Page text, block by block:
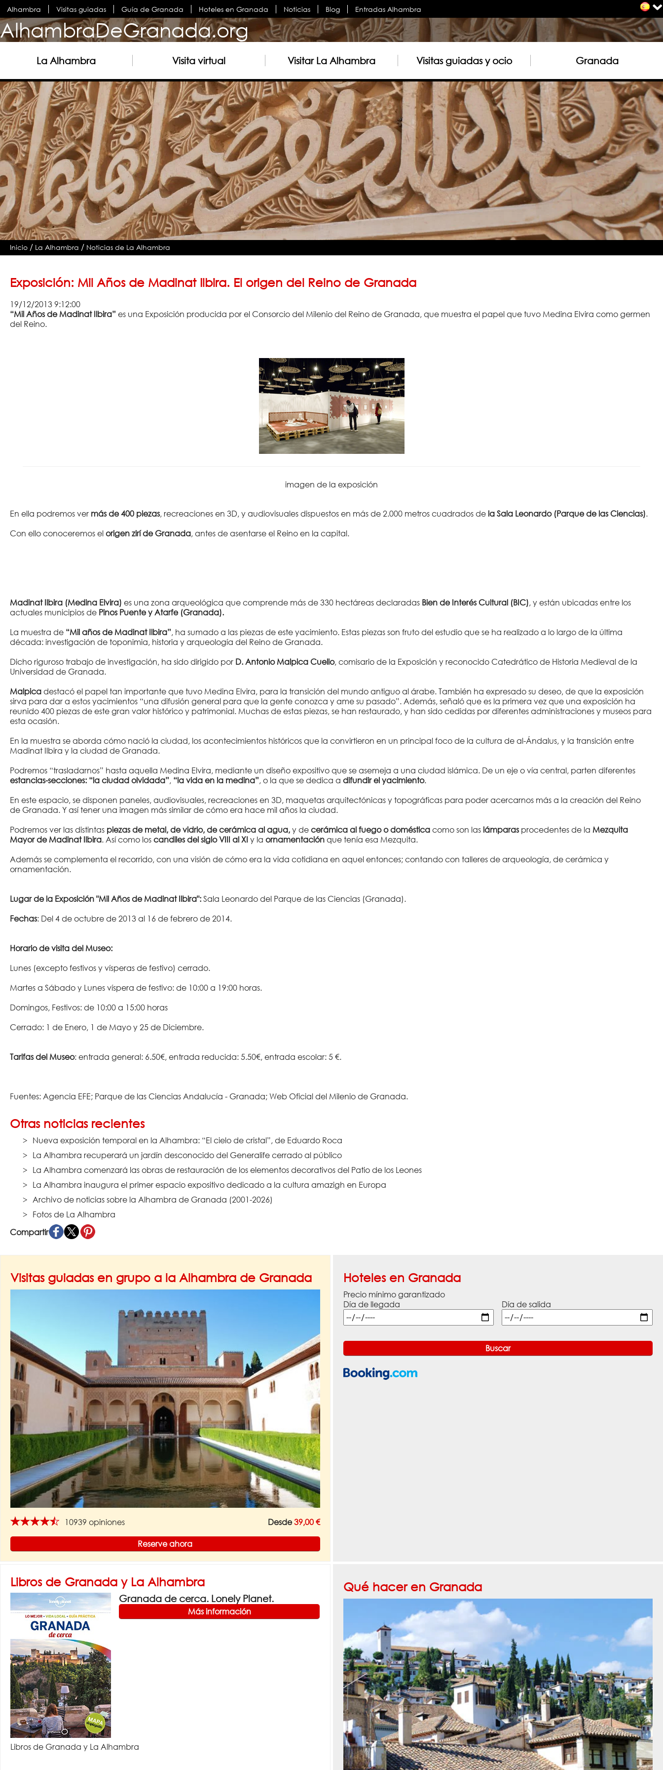
Alhambra Visitas guiadas Guía de Granada Hoteles en Granada Noticias Blog Entradas Alhambra
AlhambraDeGranada.org
La Alhambra Visita virtual Visitar La Alhambra Visitas guiadas y ocio Granada
Inicio / La Alhambra / Noticias de La Alhambra
Exposición: Mil Años de Madinat Ilbira. El origen del Reino de Granada
19/12/2013 9:12:00
“Mil Años de Madinat Ilbira” es una Exposición producida por el Consorcio del Milenio del Reino de Granada, que muestra el papel que tuvo Medina Elvira como germen
del Reino.
imagen de la exposición
En ella podremos ver más de 400 piezas, recreaciones en 3D, y audiovisuales dispuestos en más de 2.000 metros cuadrados de la Sala Leonardo (Parque de las Ciencias).
Con ello conoceremos elorigen zirí de Granada, antes de asentarse el Reino en la capital.
Madinat Ilbira (Medina Elvira)es una zona arqueológica que comprende más de 330 hectáreas declaradas Bien de Interés Cultural (BIC), y están ubicadas entre los
actuales municipios de Pinos Puente y Atarfe (Granada).
La muestra de “Mil años de Madinat Ilbira”, ha sumado a las piezas de este yacimiento. Estas piezas son fruto del estudio que se ha realizado a lo largo de la última
década: investigación de toponimia, historia y arqueología del Reino de Granada.
Dicho riguroso trabajo de investigación, ha sido dirigido por D. Antonio Malpica Cuello, comisario de la Exposición y reconocido Catedrático de Historia Medieval de la
Universidad de Granada.
Malpicadestacó el papel tan importante que tuvo Medina Elvira, para la transición del mundo antiguo al árabe. También ha expresado su deseo, de que la exposición
sirva para dar a estos yacimientos “una difusión general para que la gente conozca y ame su pasado”. Además, señaló que es la primera vez que una exposición ha
reunido 400 piezas de este gran valor histórico y patrimonial. Muchas de estas piezas, se han restaurado, y han sido cedidas por diferentes administraciones y museos para
esta ocasión.
En la muestra se aborda cómo nació la ciudad, los acontecimientos históricos que la convirtieron en un principal foco de la cultura de al-Ándalus, y la transición entre
Madinat Ilbira y la ciudad de Granada.
Podremos “trasladarnos” hasta aquella Medina Elvira, mediante un diseño expositivo que se asemeja a una ciudad islámica. De un eje o vía central, parten diferentes
estancias-secciones: “la ciudad olvidada”, “la vida en la medina”, o la que se dedica adifundir el yacimiento.
En este espacio, se disponen paneles, audiovisuales, recreaciones en 3D, maquetas arquitectónicas y topográficas para poder acercarnos más a la creación del Reino
de Granada. Y así tener una imagen más similar de cómo era hace mil años la ciudad.
Podremos ver las distintas piezas de metal, de vidrio, de cerámica al agua, y decerámica al fuego o doméstica como son las lámparas procedentes de la Mezquita
Mayor de Madinat Ilbira. Así como loscandiles del siglo VIII al XIy la ornamentación que tenía esa Mezquita.
Además se complementa el recorrido, con una visión de cómo era la vida cotidiana en aquel entonces; contando con talleres de arqueología, de cerámica y
ornamentación.
Lugar de la Exposición "Mil Años de Madinat Ilbira":Sala Leonardo del Parque de las Ciencias (Granada).
Fechas: Del 4 de octubre de 2013 al 16 de febrero de 2014.
Horario de visita del Museo:
Lunes (excepto festivos y vísperas de festivo) cerrado.
Martes a Sábado y Lunes víspera de festivo: de 10:00 a 19:00 horas.
Domingos, Festivos: de 10:00 a 15:00 horas
Cerrado: 1 de Enero, 1 de Mayo y 25 de Diciembre.
Tarifas del Museo: entrada general: 6.50€, entrada reducida: 5.50€, entrada escolar: 5 €.
Fuentes: Agencia EFE; Parque de las Ciencias Andalucía - Granada; Web Oficial del Milenio de Granada.
Otras noticias recientes
Nueva exposición temporal en la Alhambra: “El cielo de cristal”, de Eduardo Roca
La Alhambra recuperará un jardín desconocido del Generalife cerrado al público
La Alhambra comenzará las obras de restauración de los elementos decorativos del Patio de los Leones
La Alhambra inaugura el primer espacio expositivo dedicado a la cultura amazigh en Europa
Archivo de noticias sobre la Alhambra de Granada (2001-2026)
Fotos de La Alhambra
Compartir
Visitas guiadas en grupo a la Alhambra de Granada
★★★★★ 10939 opiniones Desde39,00 €
Reserve ahora
Hoteles en Granada
Precio mínimo garantizado
Día de llegada
Día de salida
Libros de Granada y La Alhambra
Granada de cerca. Lonely Planet.
Más información
Libros de Granada y La Alhambra
Qué hacer en Granada